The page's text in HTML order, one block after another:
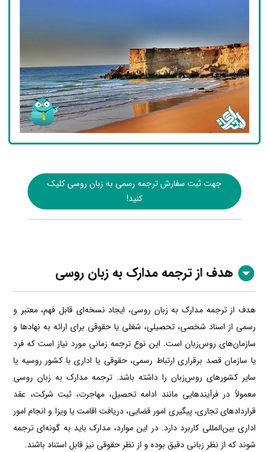
جهت ثبت سفارش ترجمه رسمی به زبان روسی کلیک
کنید!
هدف از ترجمه مدارک به زبان روسی
هدف از ترجمه مدارک به زبان روسی، ایجاد نسخه‌ای قابل فهم، معتبر و
رسمی از اسناد شخصی، تحصیلی، شغلی یا حقوقی برای ارائه به نهادها و
سازمان‌های روس‌زبان است. این نوع ترجمه زمانی مورد نیاز است که فرد
یا سازمان قصد برقراری ارتباط رسمی، حقوقی یا اداری با کشور روسیه یا
سایر کشورهای روس‌زبان را داشته باشد. ترجمه مدارک به زبان روسی
معمولاً در فرآیندهایی مانند ادامه تحصیل، مهاجرت، ثبت شرکت، عقد
قراردادهای تجاری، پیگیری امور قضایی، دریافت اقامت یا ویزا و انجام امور
اداری بین‌المللی کاربرد دارد. در این موارد، مدارک باید به گونه‌ای ترجمه
شوند که از نظر زبانی دقیق بوده و از نظر حقوقی نیز قابل استناد باشند.